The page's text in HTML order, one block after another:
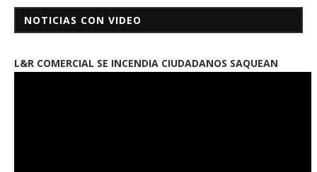
NOTICIAS CON VIDEO
L&R COMERCIAL SE INCENDIA CIUDADANOS SAQUEAN